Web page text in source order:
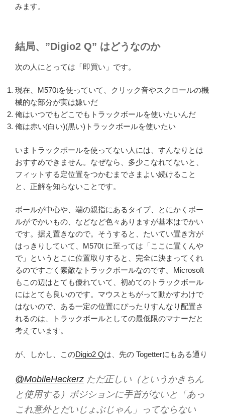
みます。
結局、”Digio2 Q” はどうなのか
次の人にとっては「即買い」です。
現在、M570tを使っていて、クリック音やスクロールの機
械的な部分が実は嫌いだ
俺はいつでもどこでもトラックボールを使いたいんだ
俺は赤い(白い)(黒い)トラックボールを使いたい
いまトラックボールを使ってない人には、すんなりとは
おすすめできません。なぜなら、多少こなれてないと、
フィットする定位置をつかむまでさまよい続けること
と、正解を知らないことです。
ボールが中心や、端の親指にあるタイプ、とにかくボー
ルがでかいもの、などなど色々ありますが基本はでかい
です。据え置きなので。そうすると、たいてい置き方が
はっきりしていて、M570t に至っては「ここに置くんや
で」というとこに位置取りすると、完全に決まってくれ
るのですごく素敵なトラックボールなのです。Microsoft
もこの辺はとても優れていて、初めてのトラックボール
にはとても良いのです。マウスとちがって動かすわけで
はないので、ある一定の位置にぴったりすんなり配置さ
れるのは、トラックボールとしての最低限のマナーだと
考えています。
が、しかし、このDigio2 Qは、先の Togetterにもある通り
@MobileHackerz ただ正しい（というかきちん
と使用する）ポジションに手首がないと「あっ
これ意外とだいじょぶじゃん」ってならない